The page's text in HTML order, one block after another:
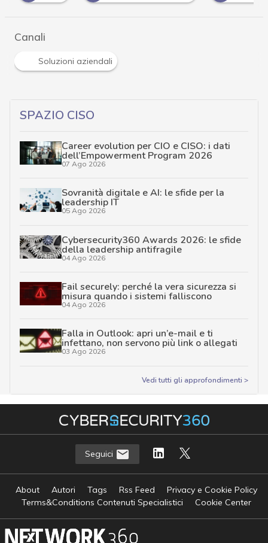
Canali
Soluzioni aziendali
SPAZIO CISO
Career evolution per CIO e CISO: i dati
dell’Empowerment Program 2026
07 Ago 2026
Sovranità digitale e AI: le sfide per la
leadership IT
05 Ago 2026
Cybersecurity360 Awards 2026: le sfide
della leadership antifragile
04 Ago 2026
Fail securely: perché la vera sicurezza si
misura quando i sistemi falliscono
04 Ago 2026
Falla in Outlook: apri un’e-mail e ti
infettano, non servono più link o allegati
03 Ago 2026
Vedi tutti gli approfondimenti >
Seguici
About Autori Tags Rss Feed
Privacy e Cookie Policy
Terms&Conditions Contenuti Specialistici
Cookie Center